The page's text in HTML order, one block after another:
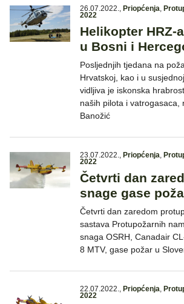
26.07.2022., Priopćenja,
2022
Helikopter HRZ-
u Bosni i
Posljednjih tjedana na
Hrvatskoj, kao i u
vidljiva je iskonska
naših pilota i vatrogasaca,
Banožić
23.07.2022., Priopćenja,
2022
Četvrti dan
snage gase
Četvrti dan zaredom
sastava Protupožarnih
snaga OSRH, Canadair
8 MTV, gase požar u
22.07.2022., Priopćenja,
2022